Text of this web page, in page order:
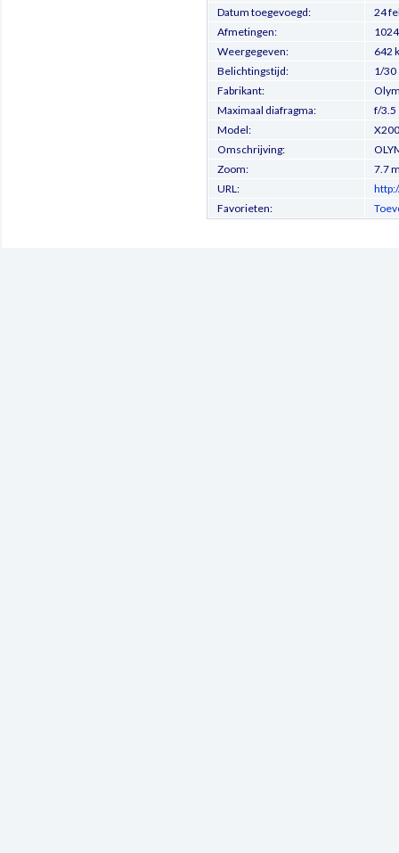
Datum toegevoegd:
24
Afmetingen:
Weergegeven:
642
Belichtingstijd:
1/30
Fabrikant:
Maximaal diafragma:
f/3.5
Model:
Omschrijving:
Zoom:
7.7
URL:
Favorieten: